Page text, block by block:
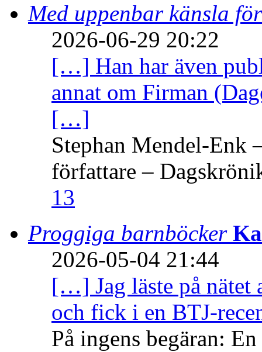
Med uppenbar känsla
2026-06-29 20:22
[…] Han har även
annat om Firman
[…]
Stephan Mendel-Enk
författare –
13
Proggiga barnböcker
2026-05-04 21:44
[…] Jag läste på nätet
och fick i en BTJ-
På ingens begäran: